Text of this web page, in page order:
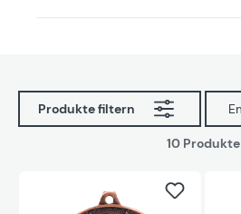
Produkte filtern
10 Produkte